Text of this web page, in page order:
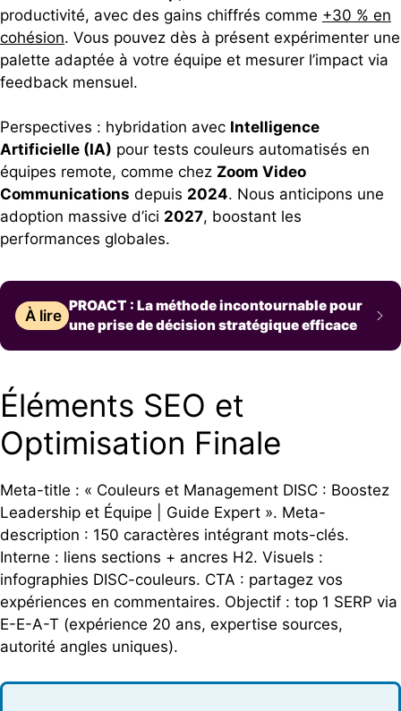
productivité, avec des gains chiffrés comme +30 % en
cohésion. Vous pouvez dès à présent expérimenter une
palette adaptée à votre équipe et mesurer l’impact via
feedback mensuel.
Perspectives : hybridation avec Intelligence
Artificielle (IA) pour tests couleurs automatisés en
équipes remote, comme chez Zoom Video
Communications depuis 2024. Nous anticipons une
adoption massive d’ici 2027, boostant les
performances globales.
À lire
PROACT : La méthode incontournable pour
une prise de décision stratégique efficace
Éléments SEO et
Optimisation Finale
Meta-title : « Couleurs et Management DISC : Boostez
Leadership et Équipe | Guide Expert ». Meta-
description : 150 caractères intégrant mots-clés.
Interne : liens sections + ancres H2. Visuels :
infographies DISC-couleurs. CTA : partagez vos
expériences en commentaires. Objectif : top 1 SERP via
E-E-A-T (expérience 20 ans, expertise sources,
autorité angles uniques).